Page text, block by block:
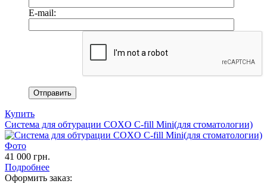
E-mail:
Купить
Система для обтурации COXO C-fill Mini(для стоматологии)
41 000 грн.
Подробнее
Оформить заказ: